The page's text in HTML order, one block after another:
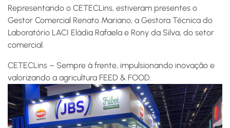
Representando o CETECLins, estiveram presentes o
Gestor Comercial Renato Mariano, a Gestora Técnica do
Laboratório LACI Eládia Rafaela e Rony da Silva, do setor
comercial.
CETECLins – Sempre à frente, impulsionando inovação e
valorizando a agricultura FEED & FOOD.